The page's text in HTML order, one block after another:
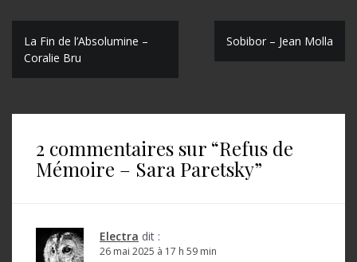
N
a
La Fin de l’Absolumine –
Coralie Bru
Sobibor – Jean Molla
2 commentaires sur “Refus de
Mémoire – Sara Paretsky”
Electra dit :
26 mai 2025 à 17 h 59 min